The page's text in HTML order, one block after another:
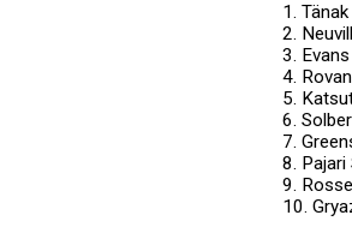
1.
2.
3.
4.
5.
6.
7.
8. Pajari
9.
10.